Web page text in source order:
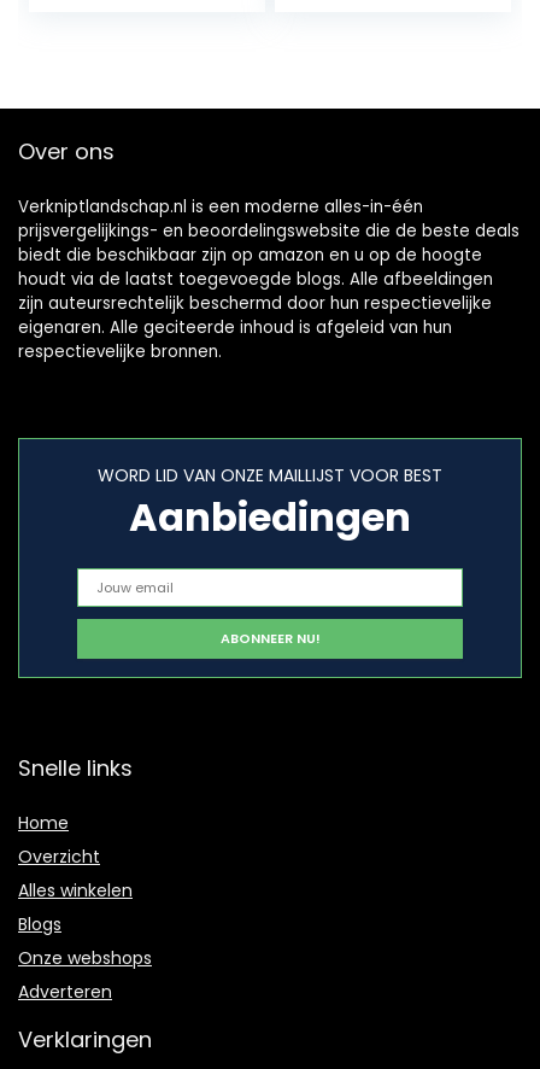
Over ons
Verkniptlandschap.nl is een moderne alles-in-één
prijsvergelijkings- en beoordelingswebsite die de beste deals
biedt die beschikbaar zijn op amazon en u op de hoogte
houdt via de laatst toegevoegde blogs. Alle afbeeldingen
zijn auteursrechtelijk beschermd door hun respectievelijke
eigenaren. Alle geciteerde inhoud is afgeleid van hun
respectievelijke bronnen.
WORD LID VAN ONZE MAILLIJST VOOR BEST
Aanbiedingen
Snelle links
Home
Overzicht
Alles winkelen
Blogs
Onze webshops
Adverteren
Verklaringen